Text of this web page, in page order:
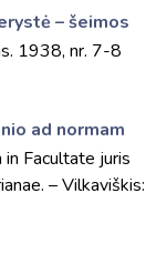
– šeimos
1938, nr. 7-8
ad normam
Facultate juris
– Vilkaviškis: